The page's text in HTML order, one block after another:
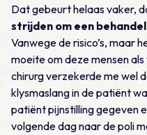
Dat gebeurt helaas vaker,
strijden om een
Vanwege de risico’s, maar
moeite om deze mensen
chirurg verzekerde me wel
klysmaslang in de patiënt
patiënt pijnstilling gegeven
volgende dag naar de poli